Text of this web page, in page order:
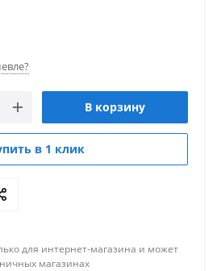
В корзину
в 1 клик
для интернет-магазина и может
магазинах